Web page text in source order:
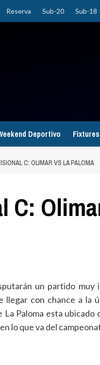
Reserva Sub-20 Sub-18
Deportivo Fixtures
C: OLIMAR VS LA PALOMA
C:
un partido
llegar con chance a
La Paloma esta
lo que va del